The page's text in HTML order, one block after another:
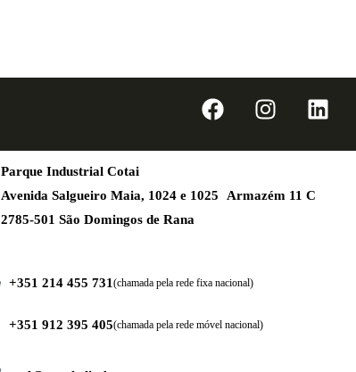
Parque Industrial Cotai
Avenida Salgueiro Maia, 1024 e 1025 Armazém 11 C
2785-501 São Domingos de Rana
+351 214 455 731(chamada pela rede fixa nacional)
+351 912 395 405(chamada pela rede móvel nacional)